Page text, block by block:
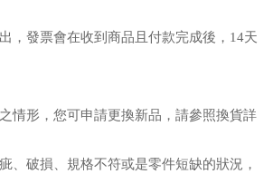
，發票會在收到商品且付款完成後，14天
情形，您可申請更換新品，請參照換貨詳
、破損、規格不符或是零件短缺的狀況，